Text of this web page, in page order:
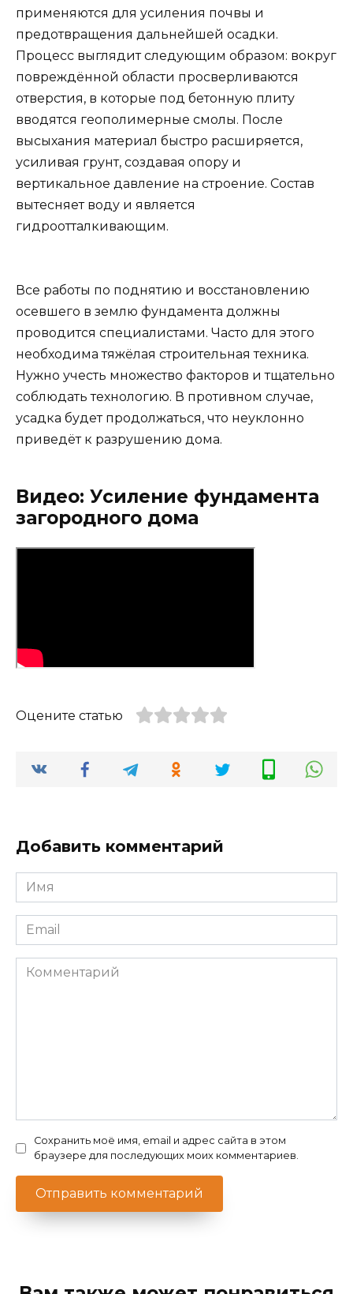
применяются для усиления почвы и
предотвращения дальнейшей осадки.
Процесс выглядит следующим образом: вокруг
повреждённой области просверливаются
отверстия, в которые под бетонную плиту
вводятся геополимерные смолы. После
высыхания материал быстро расширяется,
усиливая грунт, создавая опору и
вертикальное давление на строение. Состав
вытесняет воду и является
гидроотталкивающим.
Все работы по поднятию и восстановлению
осевшего в землю фундамента должны
проводится специалистами. Часто для этого
необходима тяжёлая строительная техника.
Нужно учесть множество факторов и тщательно
соблюдать технологию. В противном случае,
усадка будет продолжаться, что неуклонно
приведёт к разрушению дома.
Видео: Усиление фундамента
загородного дома
Оцените статью
Добавить комментарий
Имя
*
Email
*
Комментарий
Сохранить моё имя, email и адрес сайта в этом
браузере для последующих моих комментариев.